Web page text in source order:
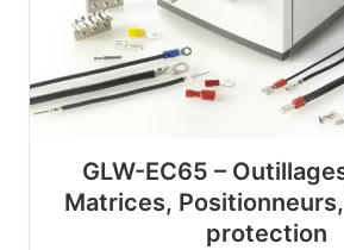
GLW-EC65 –
Matrices,
protection